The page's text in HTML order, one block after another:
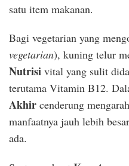
satu item makanan.
Bagi vegetarian yang
vegetarian), kuning telur
Nutrisi vital yang sulit
terutama Vitamin B12.
Akhir cenderung
manfaatnya jauh lebih
ada.